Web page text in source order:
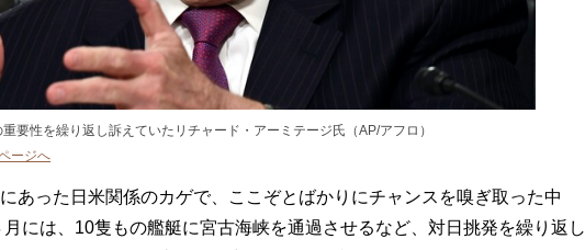
重要性を繰り返し訴えていたリチャード・アーミテージ氏（AP/アフロ）
ージへ
あった日米関係のカゲで、ここぞとばかりにチャンスを嗅ぎ取った中
には、10隻もの艦艇に宮古海峡を通過させるなど、対日挑発を繰り返し